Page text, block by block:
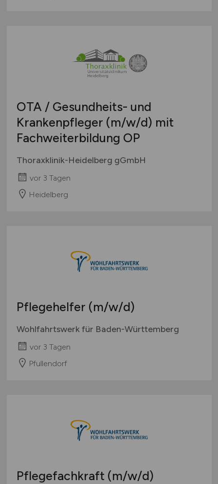
OTA / Gesundheits- und
Krankenpfleger (m/w/d) mit
Fachweiterbildung OP
Thoraxklinik-Heidelberg gGmbH
vor 3 Tagen
Heidelberg
Pflegehelfer (m/w/d)
Wohlfahrtswerk für Baden-Württemberg
vor 3 Tagen
Pfullendorf
Pflegefachkraft (m/w/d)